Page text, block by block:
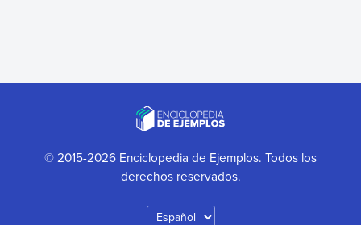
© 2015-2026 Enciclopedia de Ejemplos. Todos los
derechos reservados.